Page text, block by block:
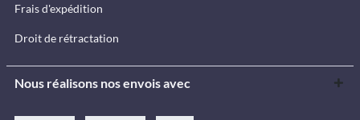
Frais d'expédition
Droit de rétractation
Nous réalisons nos envois avec